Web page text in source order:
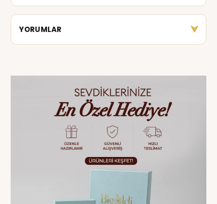
YORUMLAR